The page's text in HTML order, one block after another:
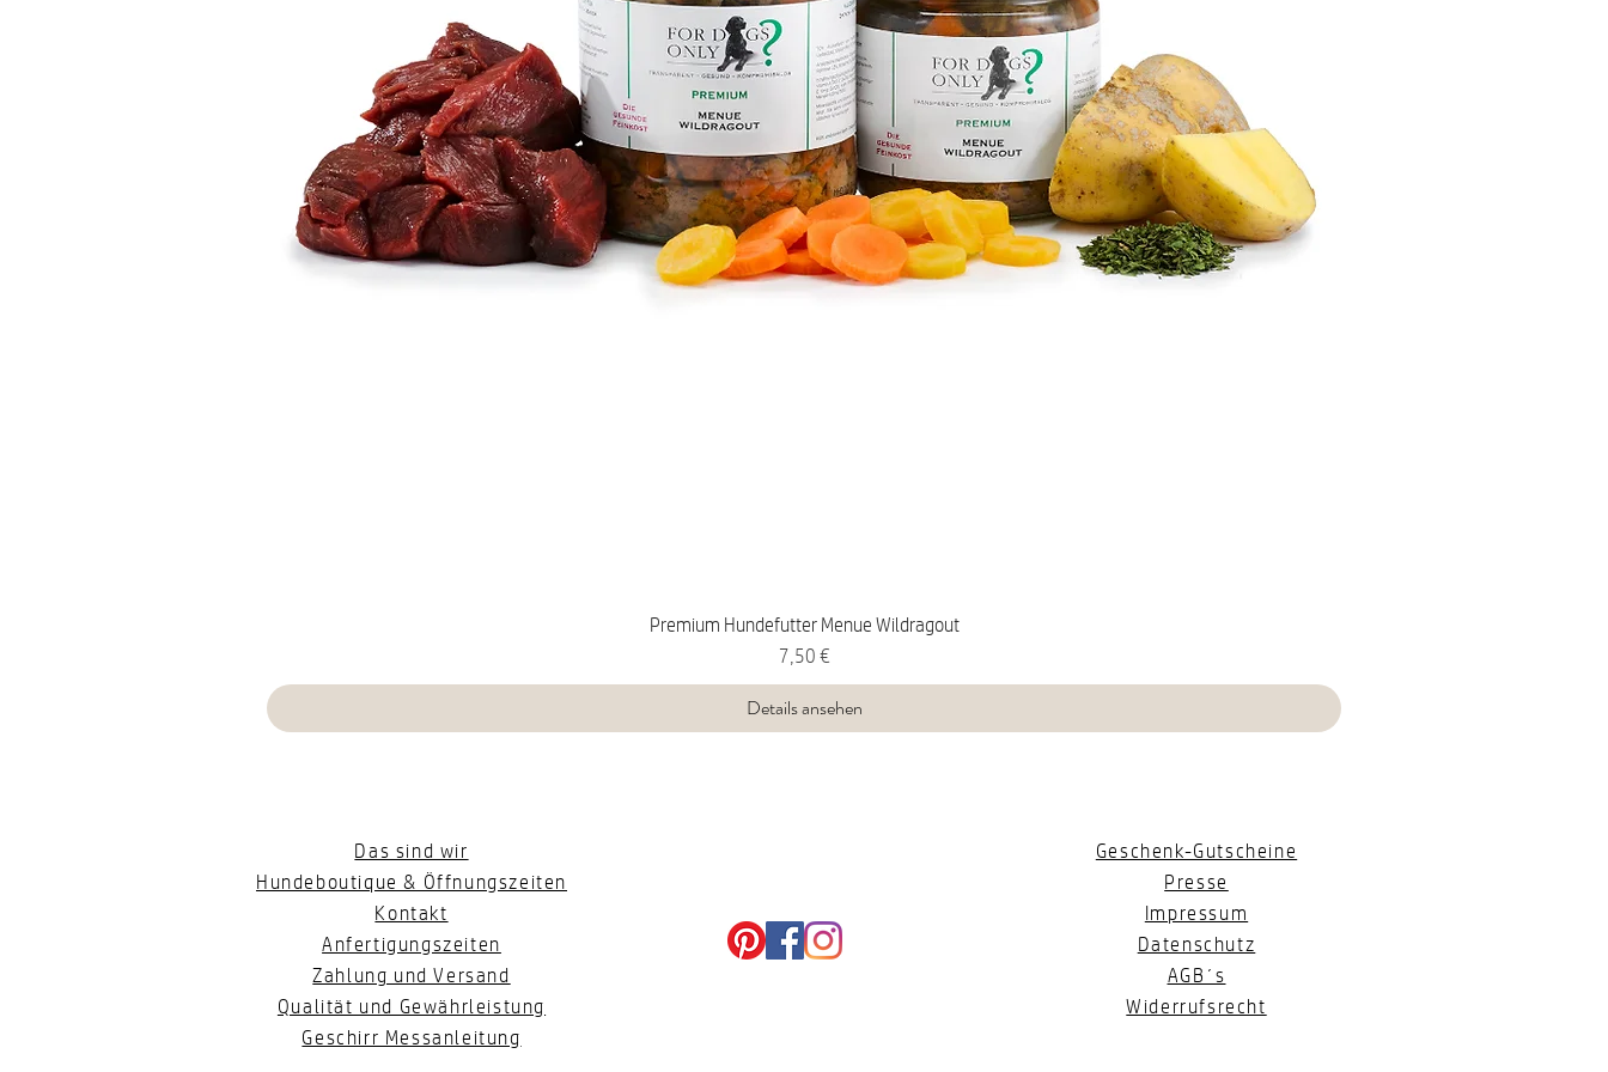
Premium Hundefutter Menue Wildragout
Preis
7,50 €
Details ansehen
Das sind wir
Hundeboutique & Öffnungszeiten
Kontakt
Anfertigungszeiten
Zahlung und Versand
Qualität und Gewährleistung
Geschirr Messanleitung
Geschenk-Gutscheine
Presse
Impressum
Datenschutz
AGB´s
Widerrufsrecht